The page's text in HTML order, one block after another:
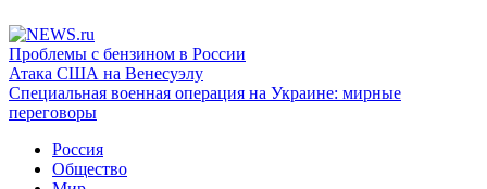
Проблемы с бензином в России
Атака США на Венесуэлу
Специальная военная операция на Украине: мирные
переговоры
Россия
Общество